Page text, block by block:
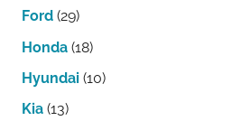
Ford (29)
Honda (18)
Hyundai (10)
Kia (13)